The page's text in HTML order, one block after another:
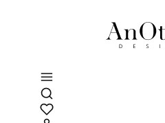
Otwórz wyszukiwarkę